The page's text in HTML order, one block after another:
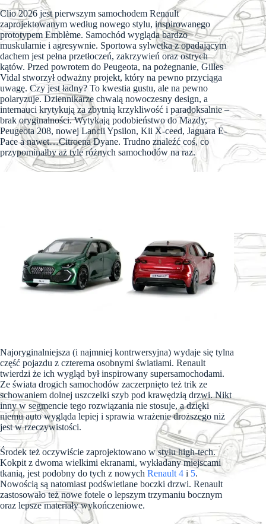
Clio 2026 jest pierwszym samochodem Renault
zaprojektowanym według nowego stylu, inspirowanego
prototypem Emblème. Samochód wygląda bardzo
muskularnie i agresywnie. Sportowa sylwetka z opadającym
dachem jest pełna przetłoczeń, zakrzywień oraz ostrych
kątów. Przed powrotem do Peugeota, na pożegnanie, Gilles
Vidal stworzył odważny projekt, który na pewno przyciąga
uwagę. Czy jest ładny? To kwestia gustu, ale na pewno
polaryzuje. Dziennikarze chwalą nowoczesny design, a
internauci krytykują za zbytnią krzykliwość i paradoksalnie –
brak oryginalności. Wytykają podobieństwo do Mazdy,
Peugeota 208, nowej Lancii Ypsilon, Kii X-ceed, Jaguara E-
Pace a nawet…Citroena Dyane. Trudno znaleźć coś, co
przypominałby aż tyle różnych samochodów na raz.
Najoryginalniejsza (i najmniej kontrwersyjna) wydaje się tylna
część pojazdu z czterema osobnymi światłami. Renault
twierdzi że ich wygląd był inspirowany supersamochodami.
Ze świata drogich samochodów zaczerpnięto też trik ze
schowaniem dolnej uszczelki szyb pod krawędzią drzwi. Nikt
inny w segmencie tego rozwiązania nie stosuje, a dzięki
niemu auto wygląda lepiej i sprawia wrażenie droższego niż
jest w rzeczywistości.
Środek też oczywiście zaprojektowano w stylu high-tech.
Kokpit z dwoma wielkimi ekranami, wykładany miejscami
tkanią, jest podobny do tych z nowych Renault 4 i 5.
Nowością są natomiast podświetlane boczki drzwi. Renault
zastosowało też nowe fotele o lepszym trzymaniu bocznym
oraz lepsze materiały wykończeniowe.